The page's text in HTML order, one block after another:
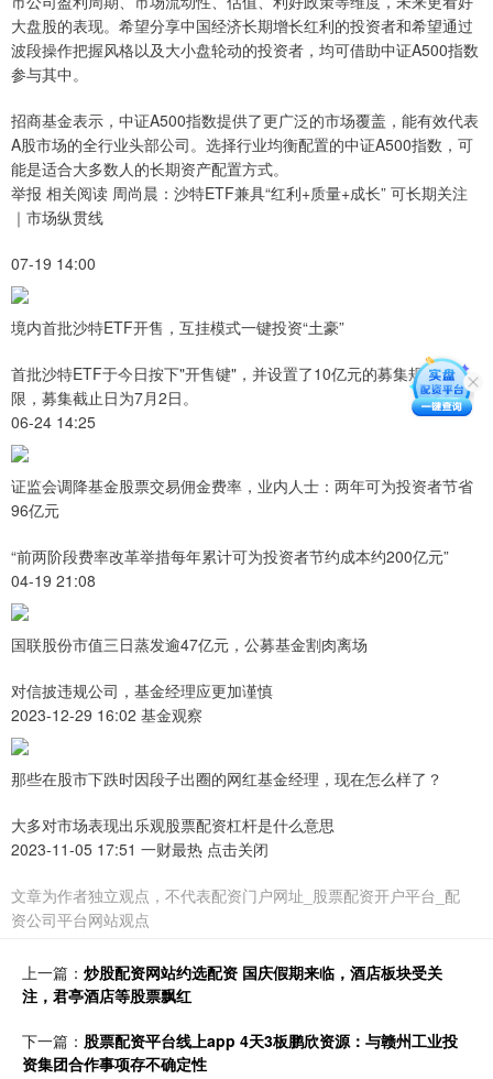
大盘股的表现。希望分享中国经济长期增长红利的投资者和希望通过
波段操作把握风格以及大小盘轮动的投资者，均可借助中证A500指数
参与其中。
招商基金表示，中证A500指数提供了更广泛的市场覆盖，能有效代表
A股市场的全行业头部公司。选择行业均衡配置的中证A500指数，可
能是适合大多数人的长期资产配置方式。
举报 相关阅读 周尚晨：沙特ETF兼具“红利+质量+成长” 可长期关注
｜市场纵贯线
07-19 14:00
境内首批沙特ETF开售，互挂模式一键投资“土豪”
首批沙特ETF于今日按下"开售键"，并设置了10亿元的募集规模上
限，募集截止日为7月2日。
06-24 14:25
证监会调降基金股票交易佣金费率，业内人士：两年可为投资者节省
96亿元
“前两阶段费率改革举措每年累计可为投资者节约成本约200亿元”
04-19 21:08
国联股份市值三日蒸发逾47亿元，公募基金割肉离场
对信披违规公司，基金经理应更加谨慎
2023-12-29 16:02 基金观察
那些在股市下跌时因段子出圈的网红基金经理，现在怎么样了？
大多对市场表现出乐观股票配资杠杆是什么意思
2023-11-05 17:51 一财最热 点击关闭
文章为作者独立观点，不代表配资门户网址_股票配资开户平台_配
资公司平台网站观点
上一篇： 炒股配资网站约选配资 国庆假期来临，酒店板块受关
注，君亭酒店等股票飘红
下一篇： 股票配资平台线上app 4天3板鹏欣资源：与赣州工业投
资集团合作事项存不确定性